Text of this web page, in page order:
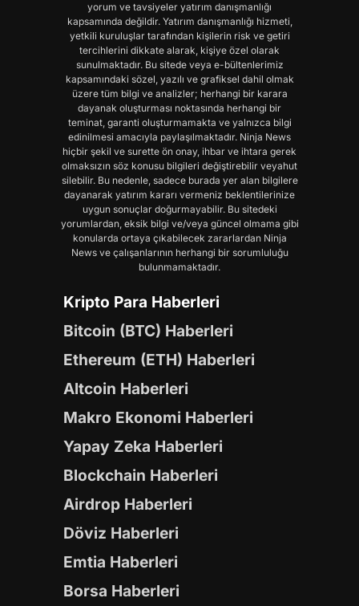
yorum ve tavsiyeler yatırım danışmanlığı
kapsamında değildir. Yatırım danışmanlığı hizmeti,
yetkili kuruluşlar tarafından kişilerin risk ve getiri
tercihlerini dikkate alarak, kişiye özel olarak
sunulmaktadır. Bu sitede veya e-bültenlerimiz
kapsamındaki sözel, yazılı ve grafiksel dahil olmak
üzere tüm bilgi ve analizler; herhangi bir karara
dayanak oluşturması noktasında herhangi bir
teminat, garanti oluşturmamakta ve yalnızca bilgi
edinilmesi amacıyla paylaşılmaktadır. Ninja News
hiçbir şekil ve surette ön onay, ihbar ve ihtara gerek
olmaksızın söz konusu bilgileri değiştirebilir veyahut
silebilir. Bu nedenle, sadece burada yer alan bilgilere
dayanarak yatırım kararı vermeniz beklentilerinize
uygun sonuçlar doğurmayabilir. Bu sitedeki
yorumlardan, eksik bilgi ve/veya güncel olmama gibi
konularda ortaya çıkabilecek zararlardan Ninja
News ve çalışanlarının herhangi bir sorumluluğu
bulunmamaktadır.
Kripto Para Haberleri
Bitcoin (BTC) Haberleri
Ethereum (ETH) Haberleri
Altcoin Haberleri
Makro Ekonomi Haberleri
Yapay Zeka Haberleri
Blockchain Haberleri
Airdrop Haberleri
Döviz Haberleri
Emtia Haberleri
Borsa Haberleri